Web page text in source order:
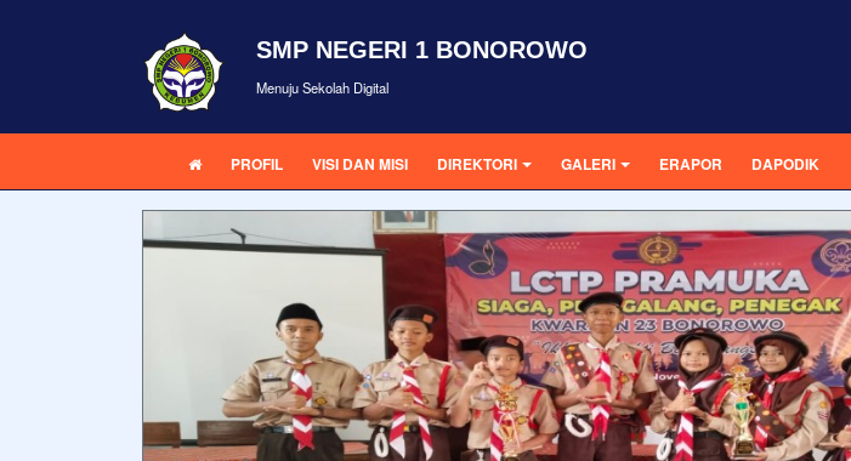
SMP NEGERI 1 BONOROWO
Menuju Sekolah Digital
PROFIL VISI DAN MISI DIREKTORI GALERI ERAPOR DAPODIK